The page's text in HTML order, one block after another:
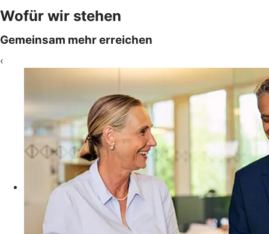
Wofür wir stehen
Gemeinsam mehr erreichen
‹